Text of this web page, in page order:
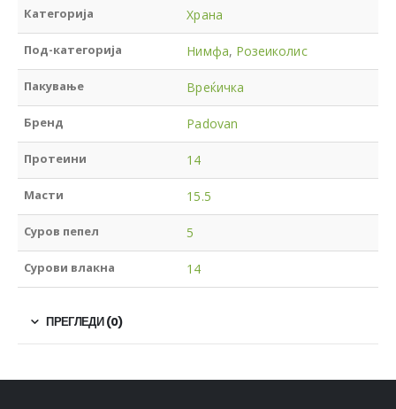
Категорија Храна
Под-категорија Нимфа, Розеиколис
Пакување Вреќичка
Бренд Padovan
Протеини 14
Масти 15.5
Суров пепел 5
Сурови влакна 14
ПРЕГЛЕДИ (0)